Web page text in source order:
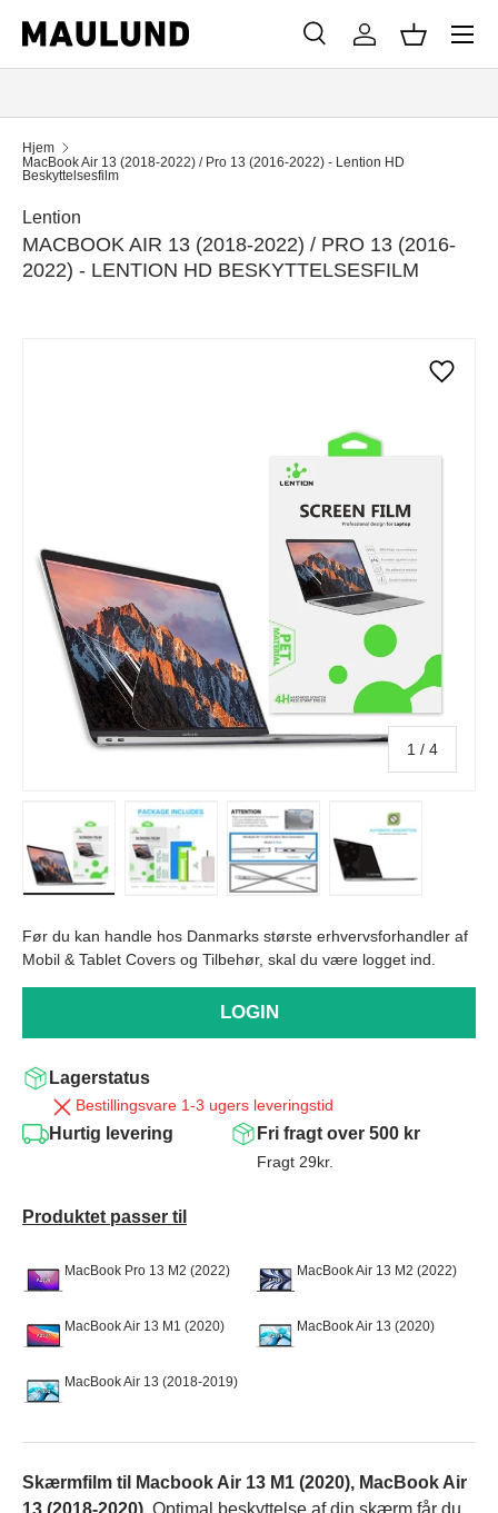
SPRING TIL INDHOLD
Søg
Søg Log indKurv
Menu
Hjem
MacBook Air 13 (2018-2022) / Pro 13 (2016-2022) - Lention HD
Beskyttelsesfilm
Lention
MACBOOK AIR 13 (2018-2022) / PRO 13 (2016-
2022) - LENTION HD BESKYTTELSESFILM
1 / af
4
Før du kan handle hos Danmarks største erhvervsforhandler af
Mobil & Tablet Covers og Tilbehør, skal du være logget ind.
LOGIN
Lagerstatus
Bestillingsvare 1-3 ugers leveringstid
Hurtig levering Fri fragt over 500 kr
Fragt 29kr.
Produktet passer til
MacBook Pro 13 M2 (2022) MacBook Air 13 M2 (2022)
MacBook Air 13 M1 (2020) MacBook Air 13 (2020)
MacBook Air 13 (2018-2019)
Skærmfilm til Macbook Air 13 M1 (2020), MacBook Air
13 (2018-2020). Optimal beskyttelse af din skærm får du